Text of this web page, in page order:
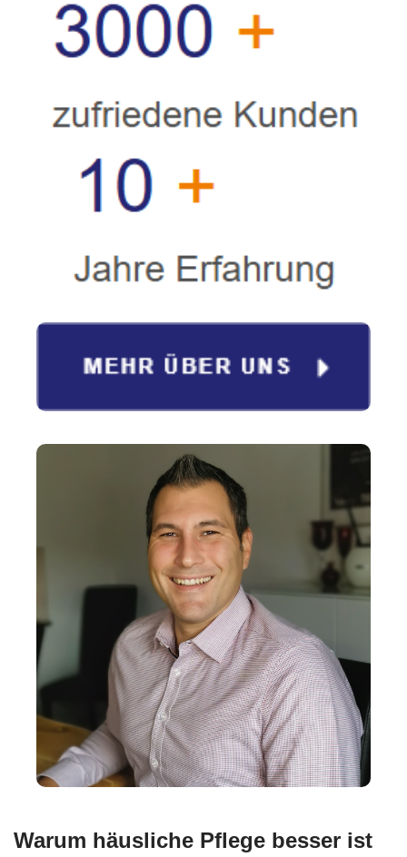
Warum häusliche Pflege besser ist